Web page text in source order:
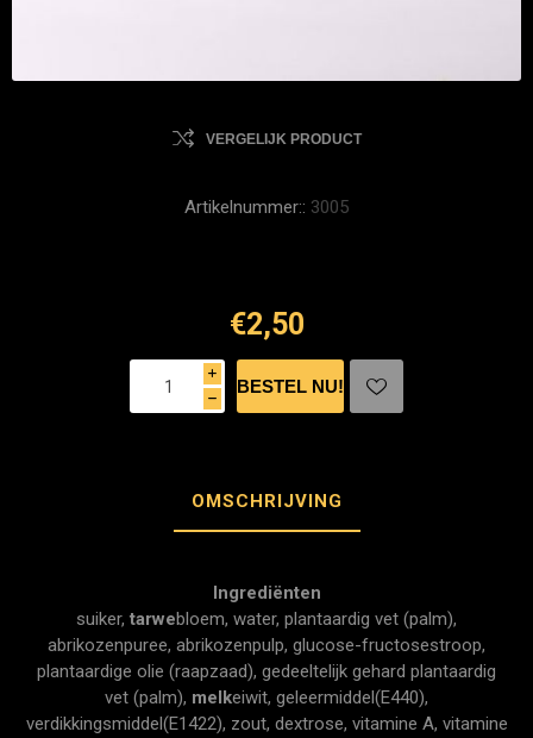
VERGELIJK PRODUCT
Artikelnummer:: 3005
€2,50
i
h
OMSCHRIJVING
Ingrediënten
suiker, tarwebloem, water, plantaardig vet (palm),
abrikozenpuree, abrikozenpulp, glucose-fructosestroop,
plantaardige olie (raapzaad), gedeeltelijk gehard plantaardig
vet (palm), melkeiwit, geleermiddel(E440),
verdikkingsmiddel(E1422), zout, dextrose, vitamine A, vitamine